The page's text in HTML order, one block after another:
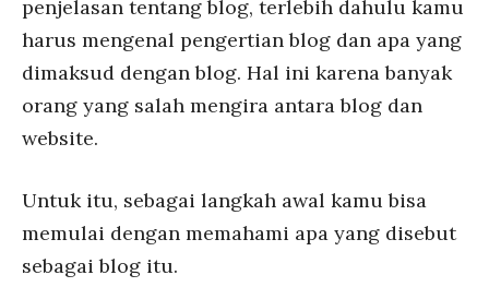
penjelasan tentang blog, terlebih dahulu kamu
harus mengenal pengertian blog dan apa yang
dimaksud dengan blog. Hal ini karena banyak
orang yang salah mengira antara blog dan
website.
Untuk itu, sebagai langkah awal kamu bisa
memulai dengan memahami apa yang disebut
sebagai blog itu.